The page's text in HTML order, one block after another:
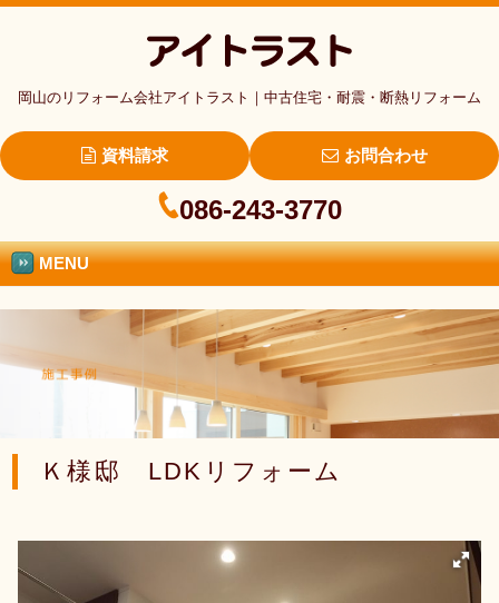
岡山のリフォーム会社アイトラスト｜中古住宅・耐震・断熱リフォーム
資料請求 お問合わせ
086-243-3770
MENU
Ｋ様邸 LDKリフォーム